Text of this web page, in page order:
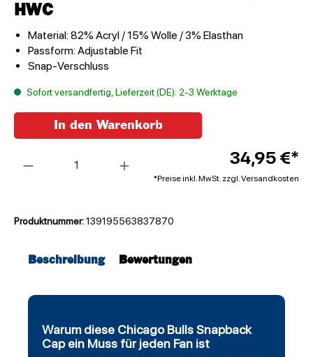
HWC
Material: 82% Acryl / 15% Wolle / 3% Elasthan
Passform: Adjustable Fit
Snap-Verschluss
Sofort versandfertig, Lieferzeit (DE): 2-3 Werktage
34,95 €*
*Preise inkl. MwSt. zzgl. Versandkosten
In den Warenkorb
Produktnummer:139195563837870
Beschreibung Bewertungen
Warum diese Chicago Bulls Snapback
Cap ein Muss für jeden Fan ist